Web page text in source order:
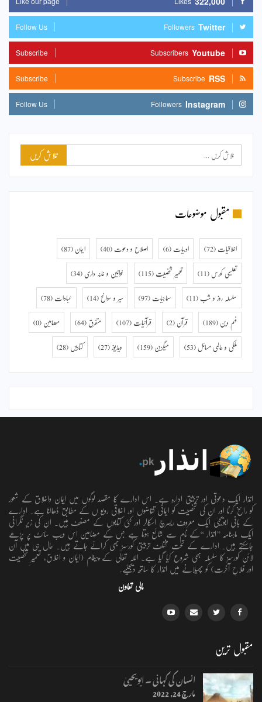
Twitter
Followers
Follow Us
Youtube
Subscribers
Subscribe
RSS
Subscribe
Subscribe
Instagram
Followers
Follow Us
مقبول موضوعات
اخلاقیات (72) ادبیات (6) اصلاح و دعوت (40) ایمان (87)
تعلیمی کورس (11) تعمیر شخصیت (115) خواتین و خانہ داری (34)
سلسلہ روز و شب (11) سماجیات (97) سیر و سوانح (14) عبادات (78)
فہم دین (189) قرآن (2) قرآنیات (107) متفرق (64) مضامین (0)
ملکی و عالمی مسائل (53) میگزین (159) ویڈیوز (27) کتابیں (28)
انذار ایک دعوتی اور تربیتی ادارہ ہے۔ اس ادارے کا مقصد لوگوں میں ایمان واخلاق کے شعور
کو راسخ کرنا اور ان کی شخصیت کو ایمانی تقاضوں اور اخلاقی رویو ں کے مطابق ڈھالنا ہے۔ ادارے
کے بانی ابویحییٰ ایک معروف ریسرچ اسکالر اور کئی کتابوں کے مصنف ہیں۔ ان کی زیر نگرانی
ایک ماہنامہ ’’انذار ‘‘کے نام سے شائع ہوتا ہے جس کے مضامین اس ویب سائٹ پر پڑھے
جاسکتے ہیں۔ ادارے کے تحت مختلف تربیتی کورسز بھی کرائے جاتے ہیں۔ حال ہی میں آن
لائن کورسز کا سلسلہ بھی شروع کیا گیا ہے۔ اللہ تعالٰی کے پیغام (ایمان و اخلاق، تعمیرِ شخصیت
اور فلاحِ آخرت) کو پھیلانے میں انذار کا ساتھ دیجئیے.
مالی تعاون
مقبول ترین
انسان کی کہانی ۔ ابویحییٰ
مارچ 24, 2022